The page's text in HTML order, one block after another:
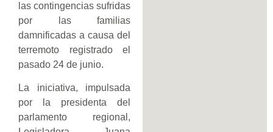
las contingencias sufridas
por las familias
damnificadas a causa del
terremoto registrado el
pasado 24 de junio.
La iniciativa, impulsada
por la presidenta del
parlamento regional,